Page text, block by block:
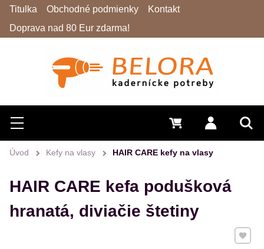
Hľadať
Menu Prihlásiť
0 €
Titulka Obchodné podmienky
Kontakt
Doprava nad 80 Eur zdarma!
Úvod Kefy na vlasy HAIR CARE kefy na vlasy
HAIR CARE kefa podušková
hranatá, diviačie štetiny
Pridať